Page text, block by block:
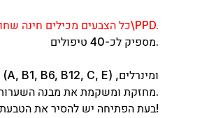
- כל הצבעים מכילים חינה שחורה\PPD.
מספיק לכ-40 טיפולים.
מחזקת ומשקמת את מבנה השערות, מעניקה להן ברק ומראה בריא ומטופח.
בעת הפתיחה יש להסיר את הטבעת מסביב לפיה לשמירה על איכות ותוקף המוצר ומניעת חמצון!